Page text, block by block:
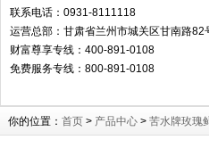
联系电话：0931-8111118
运营总部：甘肃省兰州市城关区甘南路82
财富尊享专线：400-891-0108
免费服务专线：800-891-0108
你的位置： 首页 > 产品中心 > 苦水牌玫瑰